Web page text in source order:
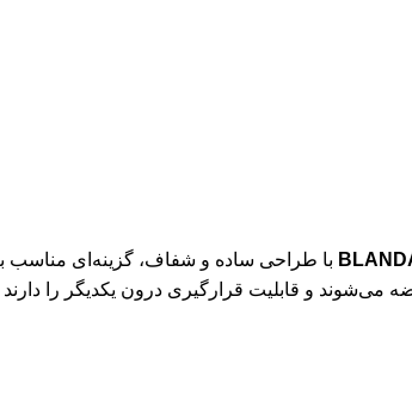
با طراحی ساده و شفاف، گزینه‌ای مناسب
می‌شوند و قابلیت قرارگیری درون یکدیگر را